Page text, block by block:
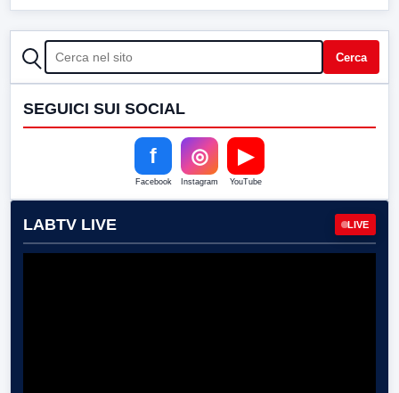
CERCA Cerca
SEGUICI SUI SOCIAL
f
Facebook
◎
Instagram
▶
YouTube
LABTV LIVE LIVE